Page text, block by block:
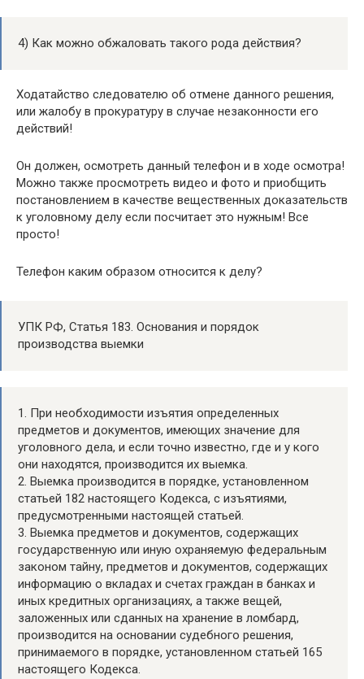
4) Как можно обжаловать такого рода действия?
Ходатайство следователю об отмене данного решения,
или жалобу в прокуратуру в случае незаконности его
действий!
Он должен, осмотреть данный телефон и в ходе осмотра!
Можно также просмотреть видео и фото и приобщить
постановлением в качестве вещественных доказательств
к уголовному делу если посчитает это нужным! Все
просто!
Телефон каким образом относится к делу?
УПК РФ, Статья 183. Основания и порядок
производства выемки
1. При необходимости изъятия определенных
предметов и документов, имеющих значение для
уголовного дела, и если точно известно, где и у кого
они находятся, производится их выемка.
2. Выемка производится в порядке, установленном
статьей 182 настоящего Кодекса, с изъятиями,
предусмотренными настоящей статьей.
3. Выемка предметов и документов, содержащих
государственную или иную охраняемую федеральным
законом тайну, предметов и документов, содержащих
информацию о вкладах и счетах граждан в банках и
иных кредитных организациях, а также вещей,
заложенных или сданных на хранение в ломбард,
производится на основании судебного решения,
принимаемого в порядке, установленном статьей 165
настоящего Кодекса.